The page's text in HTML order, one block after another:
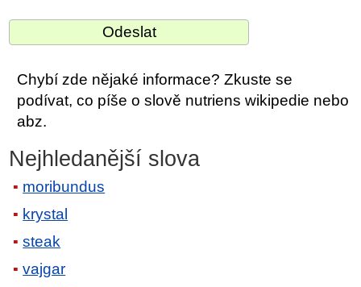
Chybí zde nějaké informace? Zkuste se
podívat, co píše o slově nutriens wikipedie nebo
abz.
Nejhledanější slova
moribundus
krystal
steak
vajgar